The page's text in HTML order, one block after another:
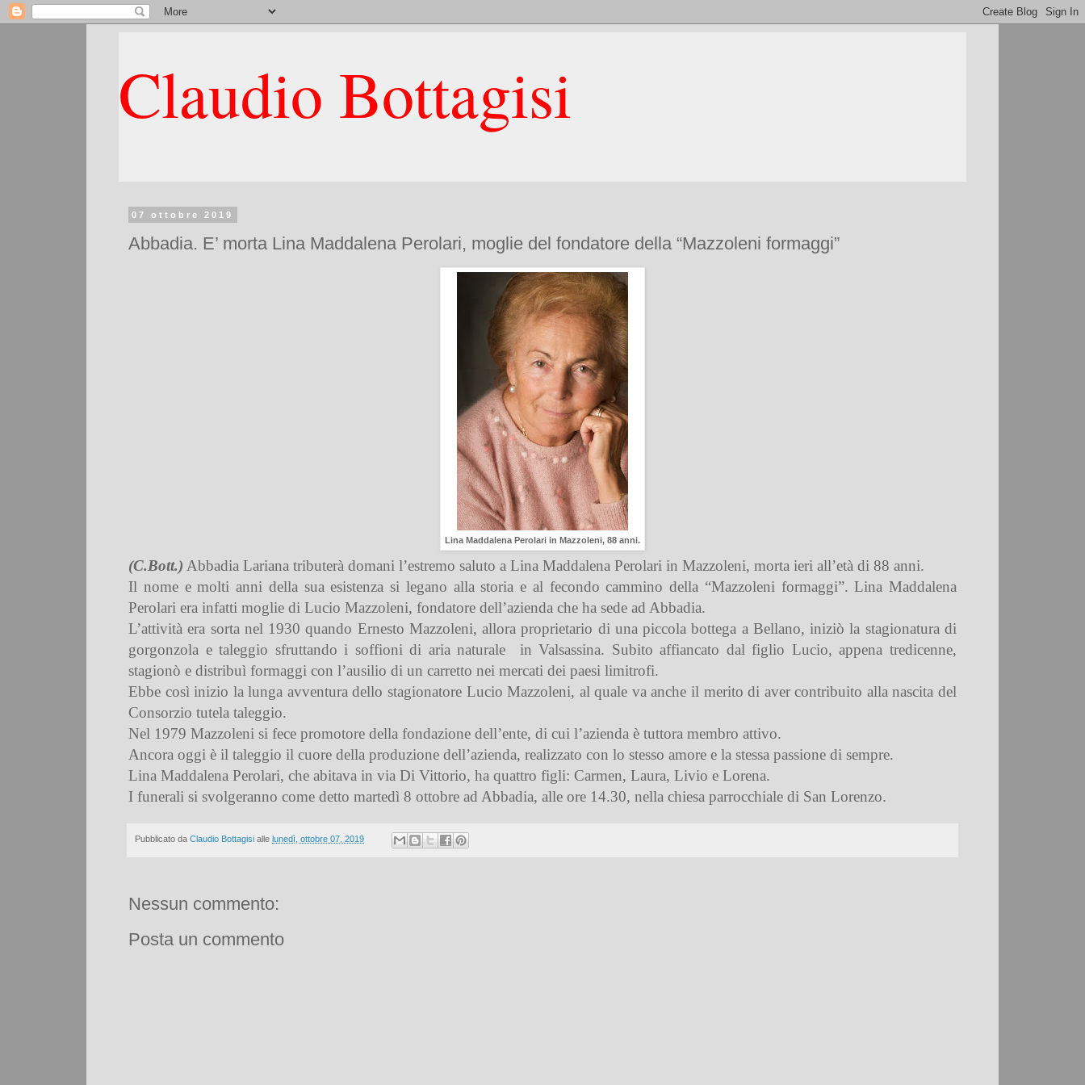
Claudio Bottagisi
07 ottobre 2019
Abbadia. E’ morta Lina Maddalena Perolari, moglie del fondatore della “Mazzoleni formaggi”
Lina Maddalena Perolari in Mazzoleni, 88 anni.
(C.Bott.) Abbadia Lariana tributerà domani l’estremo saluto a Lina Maddalena Perolari in Mazzoleni, morta ieri all’età di 88 anni.
Il nome e molti anni della sua esistenza si legano alla storia e al fecondo cammino della “Mazzoleni formaggi”. Lina Maddalena
Perolari era infatti moglie di Lucio Mazzoleni, fondatore dell’azienda che ha sede ad Abbadia.
L’attività era sorta nel 1930 quando Ernesto Mazzoleni, allora proprietario di una piccola bottega a Bellano, iniziò la stagionatura di
gorgonzola e taleggio sfruttando i soffioni di aria naturale in Valsassina. Subito affiancato dal figlio Lucio, appena tredicenne,
stagionò e distribuì formaggi con l’ausilio di un carretto nei mercati dei paesi limitrofi.
Ebbe così inizio la lunga avventura dello stagionatore Lucio Mazzoleni, al quale va anche il merito di aver contribuito alla nascita del
Consorzio tutela taleggio.
Nel 1979 Mazzoleni si fece promotore della fondazione dell’ente, di cui l’azienda è tuttora membro attivo.
Ancora oggi è il taleggio il cuore della produzione dell’azienda, realizzato con lo stesso amore e la stessa passione di sempre.
Lina Maddalena Perolari, che abitava in via Di Vittorio, ha quattro figli: Carmen, Laura, Livio e Lorena.
I funerali si svolgeranno come detto martedì 8 ottobre ad Abbadia, alle ore 14.30, nella chiesa parrocchiale di San Lorenzo.
Pubblicato da Claudio Bottagisi alle lunedì, ottobre 07, 2019
Nessun commento:
Posta un commento